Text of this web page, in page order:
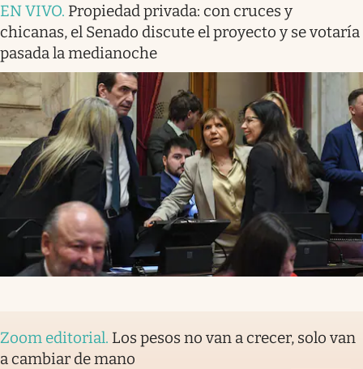
EN VIVO. Propiedad privada: con cruces y
chicanas, el Senado discute el proyecto y se votaría
pasada la medianoche
Zoom editorial. Los pesos no van a crecer, solo van
a cambiar de mano